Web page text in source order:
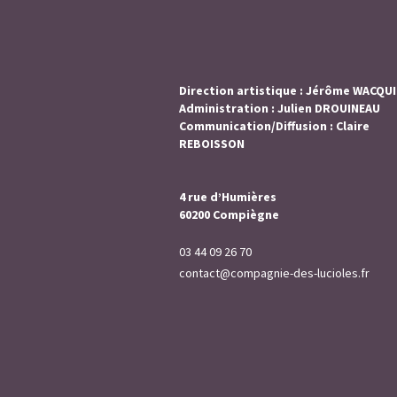
Direction artistique : Jérôme
Administration : Julien DROUINEAU
Communication/Diffusion : Claire
REBOISSON
4 rue d’Humières
60200 Compiègne
03 44 09 26 70
contact@compagnie-des-lucioles.fr